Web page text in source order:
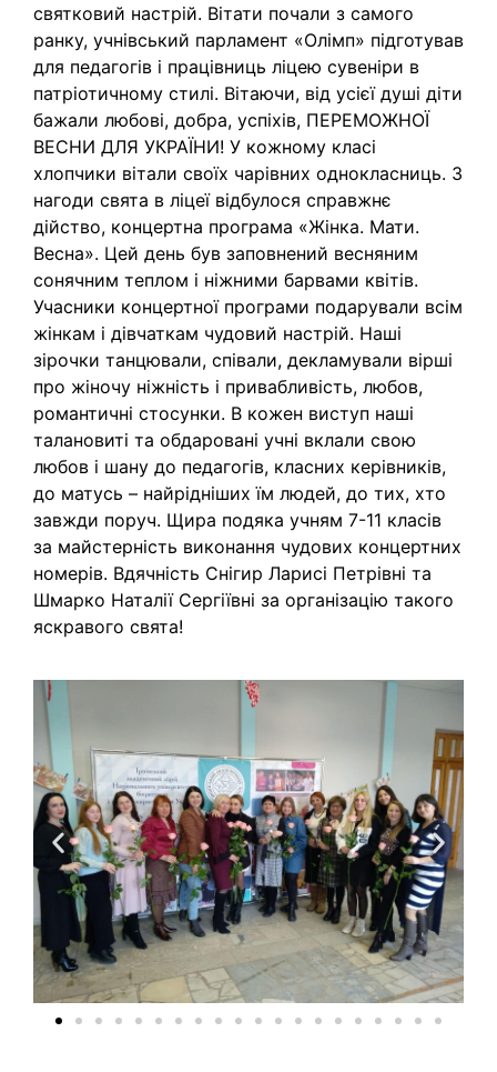
святковий настрій. Вітати почали з самого
ранку, учнівський парламент «Олімп» підготував
для педагогів і працівниць ліцею сувеніри в
патріотичному стилі. Вітаючи, від усієї душі діти
бажали любові, добра, успіхів, ПЕРЕМОЖНОЇ
ВЕСНИ ДЛЯ УКРАЇНИ! У кожному класі
хлопчики вітали своїх чарівних однокласниць. З
нагоди свята в ліцеї відбулося справжнє
дійство, концертна програма «Жінка. Мати.
Весна». Цей день був заповнений весняним
сонячним теплом і ніжними барвами квітів.
Учасники концертної програми подарували всім
жінкам і дівчаткам чудовий настрій. Наші
зірочки танцювали, співали, декламували вірші
про жіночу ніжність і привабливість, любов,
романтичні стосунки. В кожен виступ наші
талановиті та обдаровані учні вклали свою
любов і шану до педагогів, класних керівників,
до матусь – найрідніших їм людей, до тих, хто
завжди поруч. Щира подяка учням 7-11 класів
за майстерність виконання чудових концертних
номерів. Вдячність Снігир Ларисі Петрівні та
Шмарко Наталії Сергіївні за організацію такого
яскравого свята!